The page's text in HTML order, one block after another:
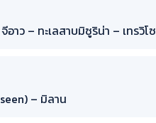
าว – ทะเลสาบมิซูริน่า – เทรวิโซ
– มิลาน